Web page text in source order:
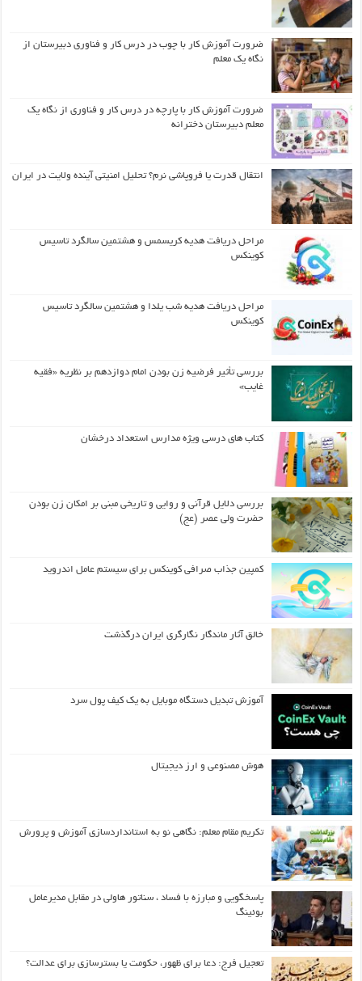
ضرورت آموزش کار با چوب در درس کار و فناوری دبیرستان از
نگاه یک معلم
ضرورت آموزش کار با پارچه در درس کار و فناوری از نگاه یک
معلم دبیرستان دخترانه
انتقال قدرت یا فروپاشی نرم؟ تحلیل امنیتی آینده ولایت در ایران
مراحل دریافت هدیه کریسمس و هشتمین سالگرد تاسیس
کوینکس
مراحل دریافت هدیه شب یلدا و هشتمین سالگرد تاسیس
کوینکس
بررسی تأثیر فرضیه زن بودن امام دوازدهم بر نظریه «فقیه
غایب»
کتاب های درسی ویژه مدارس استعداد درخشان
بررسی دلایل قرآنی و روایی و تاریخی مبنی بر امکان زن بودن
حضرت ولی عصر (عج)
کمپین جذاب صرافی کوینکس برای سیستم عامل اندروید
خالق آثار ماندگار نگارگری ایران درگذشت
آموزش تبدیل دستگاه موبایل به یک کیف‌ پول سرد
هوش مصنوعی و ارز دیجیتال
تکریم مقام معلم: نگاهی نو به استانداردسازی آموزش و پرورش
پاسخگویی و مبارزه با فساد ، سناتور هاولی در مقابل مدیرعامل
بوئینگ
تعجیل فرج: دعا برای ظهور، حکومت یا بسترسازی برای عدالت؟